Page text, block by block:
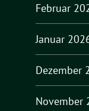
Februar
Januar
Dezember
November